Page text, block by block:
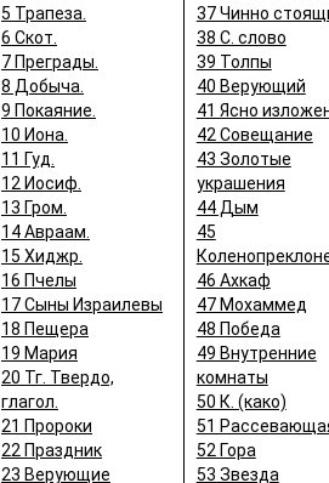
5 Трапеза.
6 Скот.
7 Преграды.
8 Добыча.
9 Покаяние.
10 Иона.
11 Гуд.
12 Иосиф.
13 Гром.
14 Авраам.
15 Хиджр.
16 Пчелы
17 Сыны Израилевы
18 Пещера
19 Мария
20 Тг. Твердо,
глагол.
21 Пророки
22 Праздник
23 Верующие
37 Чинно
38 С. слово
39 Толпы
40 Верующий
41 Ясно
42 Совещание
43 Золотые
украшения
44 Дым
45
46 Ахкаф
47 Мохаммед
48 Победа
49 Внутренние
комнаты
50 К. (како)
51
52 Гора
53 Звезда